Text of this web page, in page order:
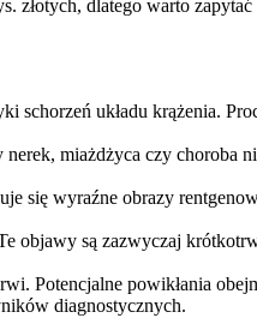
złotych, dlatego warto
układu krążenia.
miażdżyca czy choroba
się wyraźne obrazy
objawy są zazwyczaj
Potencjalne powikłania
diagnostycznych.